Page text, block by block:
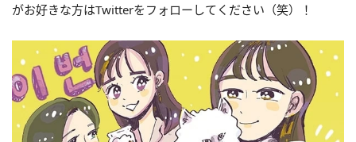
がお好きな方はTwitterをフォローしてください（笑）！